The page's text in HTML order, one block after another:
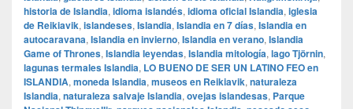
historia de Islandia, idioma islandés, idioma oficial Islandia, iglesia
de Reikiavik, islandeses, Islandia, Islandia en 7 días, Islandia en
autocaravana, Islandia en invierno, Islandia en verano, Islandia
Game of Thrones, Islandia leyendas, Islandia mitología, lago Tjörnin,
lagunas termales Islandia, LO BUENO DE SER UN LATINO FEO en
ISLANDIA, moneda Islandia, museos en Reikiavik, naturaleza
Islandia, naturaleza salvaje Islandia, ovejas islandesas, Parque